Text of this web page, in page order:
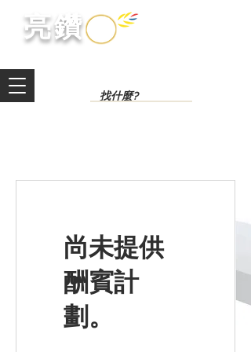
​亮鑽​
尚未提供
酬賓計
劃。